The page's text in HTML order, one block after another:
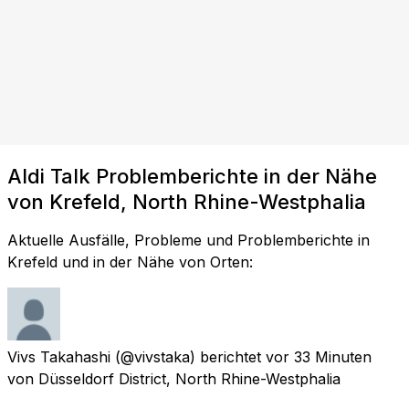
Aldi Talk Problemberichte in der Nähe
von Krefeld, North Rhine-Westphalia
Aktuelle Ausfälle, Probleme und Problemberichte in
Krefeld und in der Nähe von Orten:
Vivs Takahashi (@vivstaka) berichtet vor 33 Minuten
von Düsseldorf District, North Rhine-Westphalia